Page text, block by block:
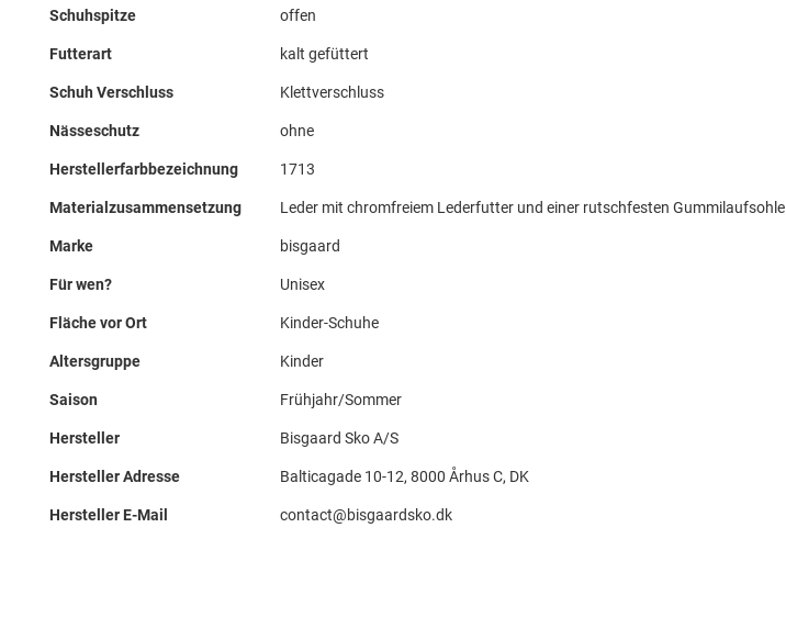
Schuhspitze offen
Futterart kalt gefüttert
Schuh Verschluss Klettverschluss
Nässeschutz ohne
Herstellerfarbbezeichnung 1713
Materialzusammensetzung Leder mit chromfreiem Lederfutter und einer rutschfesten Gummilaufsohle
Marke bisgaard
Für wen? Unisex
Fläche vor Ort Kinder-Schuhe
Altersgruppe Kinder
Saison Frühjahr/Sommer
Hersteller Bisgaard Sko A/S
Hersteller Adresse Balticagade 10-12, 8000 Århus C, DK
Hersteller E-Mail contact@bisgaardsko.dk